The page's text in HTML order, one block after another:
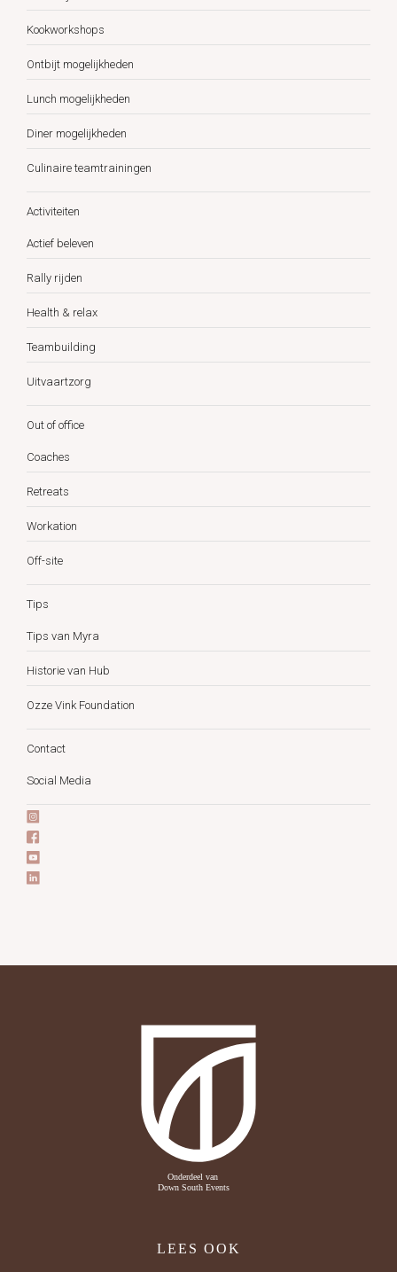
Kookworkshops
Ontbijt mogelijkheden
Lunch mogelijkheden
Diner mogelijkheden
Culinaire teamtrainingen
Activiteiten
Actief beleven
Rally rijden
Health & relax
Teambuilding
Uitvaartzorg
Out of office
Coaches
Retreats
Workation
Off-site
Tips
Tips van Myra
Historie van Hub
Ozze Vink Foundation
Contact
Social Media
LEES OOK